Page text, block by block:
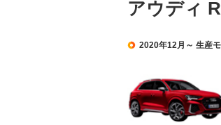
アウディ
2020年12月～ 生産